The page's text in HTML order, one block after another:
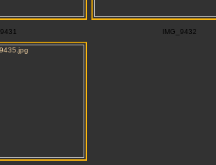
IMG_9432